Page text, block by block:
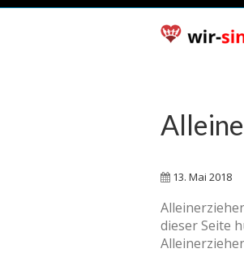
13. Mai 2018
dieser Seite